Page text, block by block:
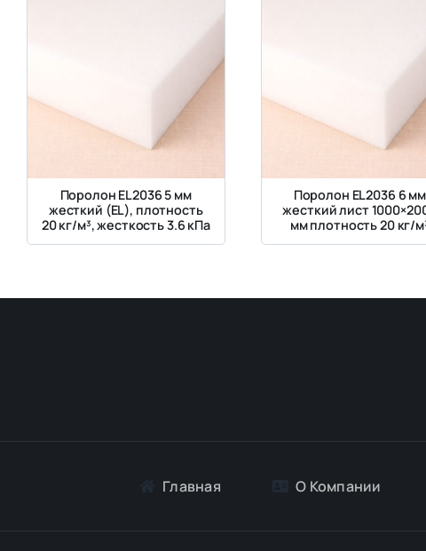
Поролон EL2036 5 мм
жесткий (EL), плотность
20 кг/м³, жесткость 3.6 кПа
Поролон EL2036 6 мм
жесткий лист
мм плотность 20 кг/
Главная О Компании